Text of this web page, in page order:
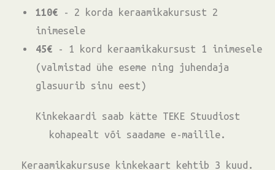
110€ - 2 korda keraamikakursust 2
inimesele
45€ - 1 kord keraamikakursust 1 inimesele
(valmistad ühe eseme ning juhendaja
glasuurib sinu eest)
Kinkekaardi saab kätte TEKE Stuudiost
kohapealt või saadame e-mailile.
Keraamikakursuse kinkekaart kehtib 3 kuud.